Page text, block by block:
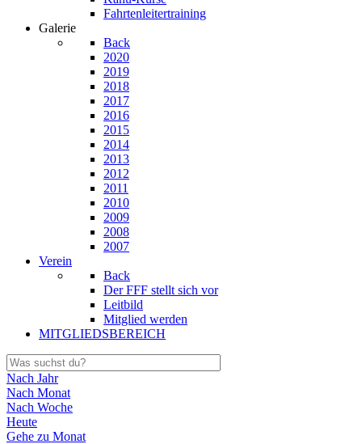
Fahrtenleitertraining
Galerie
Back
2020
2019
2018
2017
2016
2015
2014
2013
2012
2011
2010
2009
2008
2007
Verein
Back
Der FFF stellt sich vor
Leitbild
Mitglied werden
MITGLIEDSBEREICH
Nach Jahr
Nach Monat
Nach Woche
Heute
Gehe zu Monat